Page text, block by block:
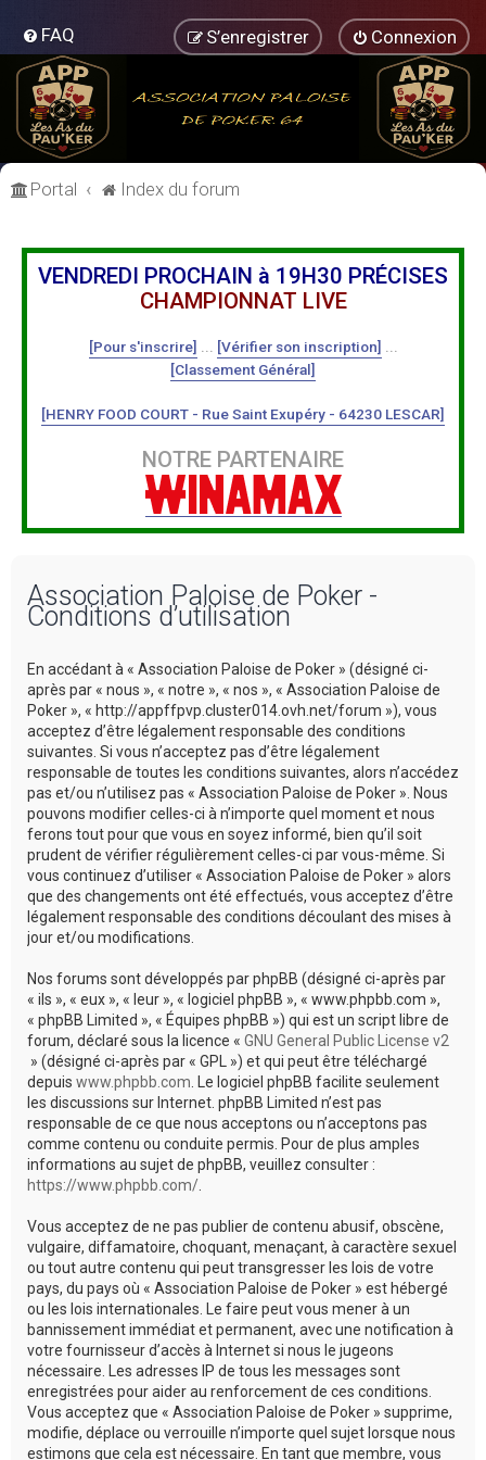
FAQ Connexion
S’enregistrer
Portal Index du forum
VENDREDI PROCHAIN à 19H30 PRÉCISES
CHAMPIONNAT LIVE
[Pour s'inscrire] [Vérifier son inscription]
[Classement Général]
[HENRY FOOD COURT - Rue Saint Exupéry - 64230 LESCAR]
NOTRE PARTENAIRE
Association Paloise de Poker -
Conditions d’utilisation
En accédant à « Association Paloise de Poker » (désigné ci-
après par « nous », « notre », « nos », « Association Paloise de
Poker », « http://appffpvp.cluster014.ovh.net/forum »), vous
acceptez d’être légalement responsable des conditions
suivantes. Si vous n’acceptez pas d’être légalement
responsable de toutes les conditions suivantes, alors n’accédez
pas et/ou n’utilisez pas « Association Paloise de Poker ». Nous
pouvons modifier celles-ci à n’importe quel moment et nous
ferons tout pour que vous en soyez informé, bien qu’il soit
prudent de vérifier régulièrement celles-ci par vous-même. Si
vous continuez d’utiliser « Association Paloise de Poker » alors
que des changements ont été effectués, vous acceptez d’être
légalement responsable des conditions découlant des mises à
jour et/ou modifications.
Nos forums sont développés par phpBB (désigné ci-après par
« ils », « eux », « leur », « logiciel phpBB », « www.phpbb.com »,
« phpBB Limited », « Équipes phpBB ») qui est un script libre de
forum, déclaré sous la licence « GNU General Public License v2
» (désigné ci-après par « GPL ») et qui peut être téléchargé
depuis www.phpbb.com . Le logiciel phpBB facilite seulement
les discussions sur Internet. phpBB Limited n’est pas
responsable de ce que nous acceptons ou n’acceptons pas
comme contenu ou conduite permis. Pour de plus amples
informations au sujet de phpBB, veuillez consulter :
https://www.phpbb.com/
Vous acceptez de ne pas publier de contenu abusif, obscène,
vulgaire, diffamatoire, choquant, menaçant, à caractère sexuel
ou tout autre contenu qui peut transgresser les lois de votre
pays, du pays où « Association Paloise de Poker » est hébergé
ou les lois internationales. Le faire peut vous mener à un
bannissement immédiat et permanent, avec une notification à
votre fournisseur d’accès à Internet si nous le jugeons
nécessaire. Les adresses IP de tous les messages sont
enregistrées pour aider au renforcement de ces conditions.
Vous acceptez que « Association Paloise de Poker » supprime,
modifie, déplace ou verrouille n’importe quel sujet lorsque nous
estimons que cela est nécessaire. En tant que membre, vous